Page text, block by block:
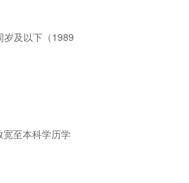
及以下（1989
至本科学历学